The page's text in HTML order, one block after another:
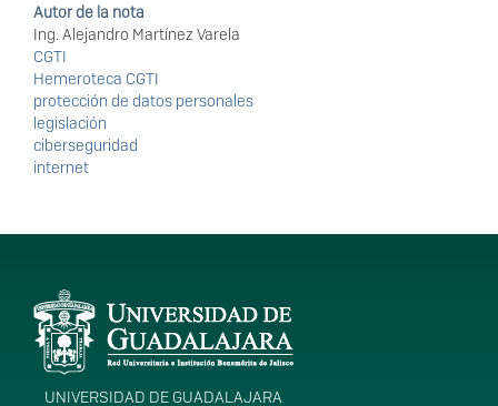
Autor de la nota
Ing. Alejandro Martínez Varela
CGTI
Hemeroteca CGTI
protección de datos personales
legislación
ciberseguridad
internet
Información del
portal
UNIVERSIDAD DE GUADALAJARA